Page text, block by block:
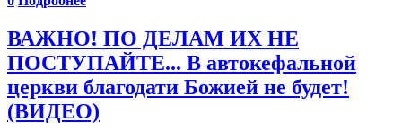
ВАЖНО! ПО ДЕЛАМ ИХ НЕ
ПОСТУПАЙТЕ... В автокефальной
церкви благодати Божией не будет!
(ВИДЕО)